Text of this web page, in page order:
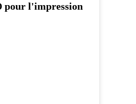
pour l'impression